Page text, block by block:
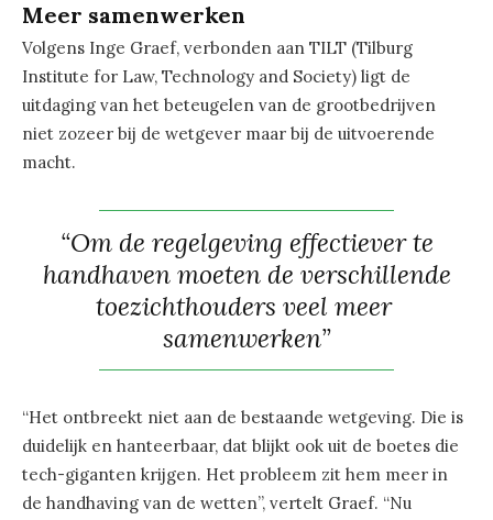
Meer samenwerken
Volgens Inge Graef, verbonden aan TILT (Tilburg
Institute for Law, Technology and Society) ligt de
uitdaging van het beteugelen van de grootbedrijven
niet zozeer bij de wetgever maar bij de uitvoerende
macht.
“Om de regelgeving effectiever te
handhaven moeten de verschillende
toezichthouders veel meer
samenwerken”
“Het ontbreekt niet aan de bestaande wetgeving. Die is
duidelijk en hanteerbaar, dat blijkt ook uit de boetes die
tech-giganten krijgen. Het probleem zit hem meer in
de handhaving van de wetten”, vertelt Graef. “Nu